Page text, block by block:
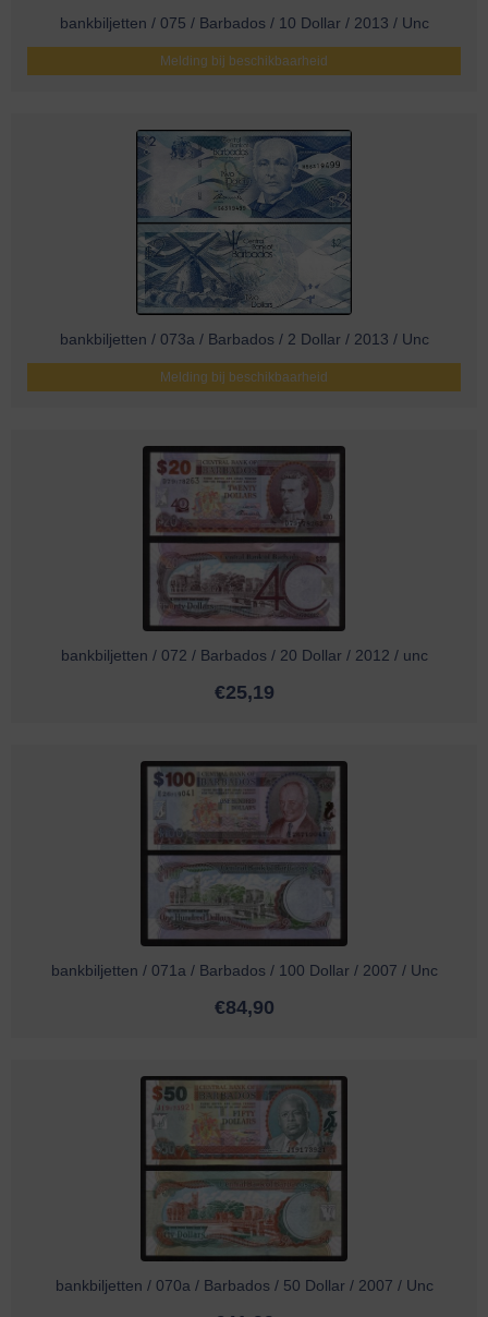
bankbiljetten / 075 / Barbados / 10 Dollar / 2013 / Unc
Melding bij beschikbaarheid
bankbiljetten / 073a / Barbados / 2 Dollar / 2013 / Unc
Melding bij beschikbaarheid
bankbiljetten / 072 / Barbados / 20 Dollar / 2012 / unc
€25,19
bankbiljetten / 071a / Barbados / 100 Dollar / 2007 / Unc
€84,90
bankbiljetten / 070a / Barbados / 50 Dollar / 2007 / Unc